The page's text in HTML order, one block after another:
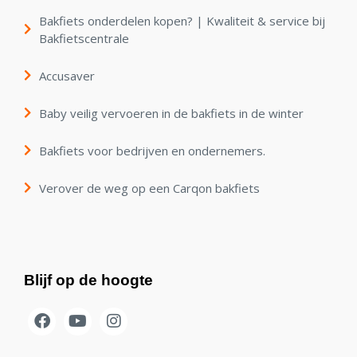
Bakfiets onderdelen kopen? | Kwaliteit & service bij
Bakfietscentrale
Accusaver
Baby veilig vervoeren in de bakfiets in de winter
Bakfiets voor bedrijven en ondernemers.
Verover de weg op een Carqon bakfiets
Blijf op de hoogte